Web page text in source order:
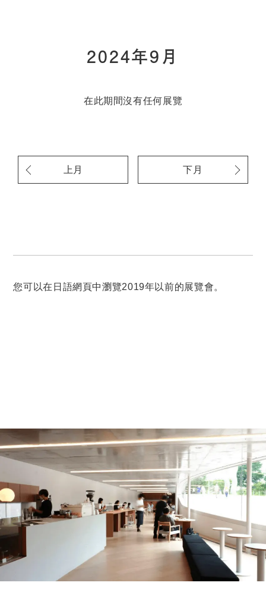
2024年9月
在此期間沒有任何展覽
上月 下月
您可以在日語網頁中瀏覽2019年以前的展覽會。